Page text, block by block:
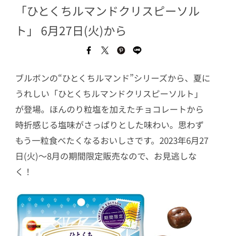
「ひとくちルマンドクリスピーソル
ト」 6月27日(火)から
ブルボンの“ひとくちルマンド”シリーズから、夏に
うれしい「ひとくちルマンドクリスピーソルト」
が登場。ほんのり粒塩を加えたチョコレートから
時折感じる塩味がさっぱりとした味わい。思わず
もう一粒食べたくなるおいしさです。2023年6月27
日(火)〜8月の期間限定販売なので、お見逃しな
く！